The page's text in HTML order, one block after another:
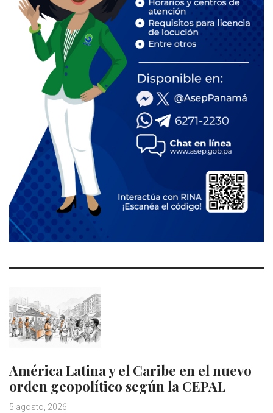
América Latina y el Caribe en el nuevo
orden geopolítico según la CEPAL
5 agosto, 2026